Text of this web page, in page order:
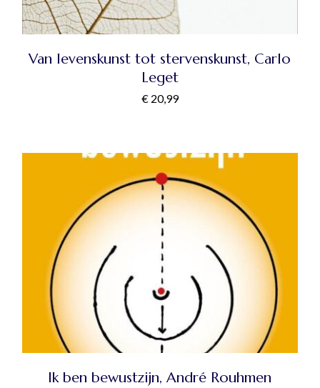
Van levenskunst tot stervenskunst, Carlo
Leget
€20,99
Ik ben bewustzijn, André Rouhmen